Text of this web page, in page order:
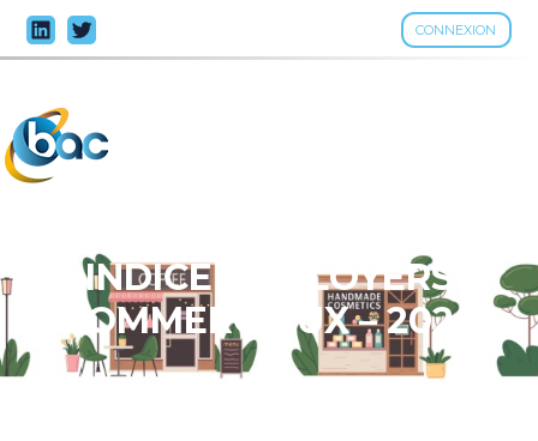
CONNEXION
Aller
au
INDICE DES LOYERS
COMMERCIAUX – 2026